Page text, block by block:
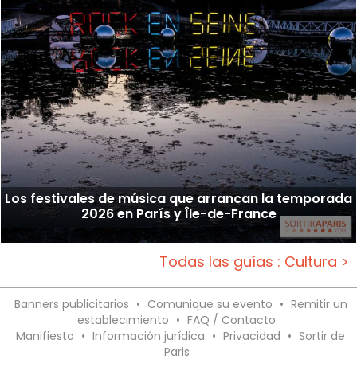
Los festivales de música que arrancan la temporada
2026 en París y Île-de-France
Todas las guías : Cultura >
Banners publicitarios • Comunique su evento • Remitir un
establecimiento • FAQ / Contacto
Manifiesto • Información jurídica • Privacidad • Sortir de
Paris